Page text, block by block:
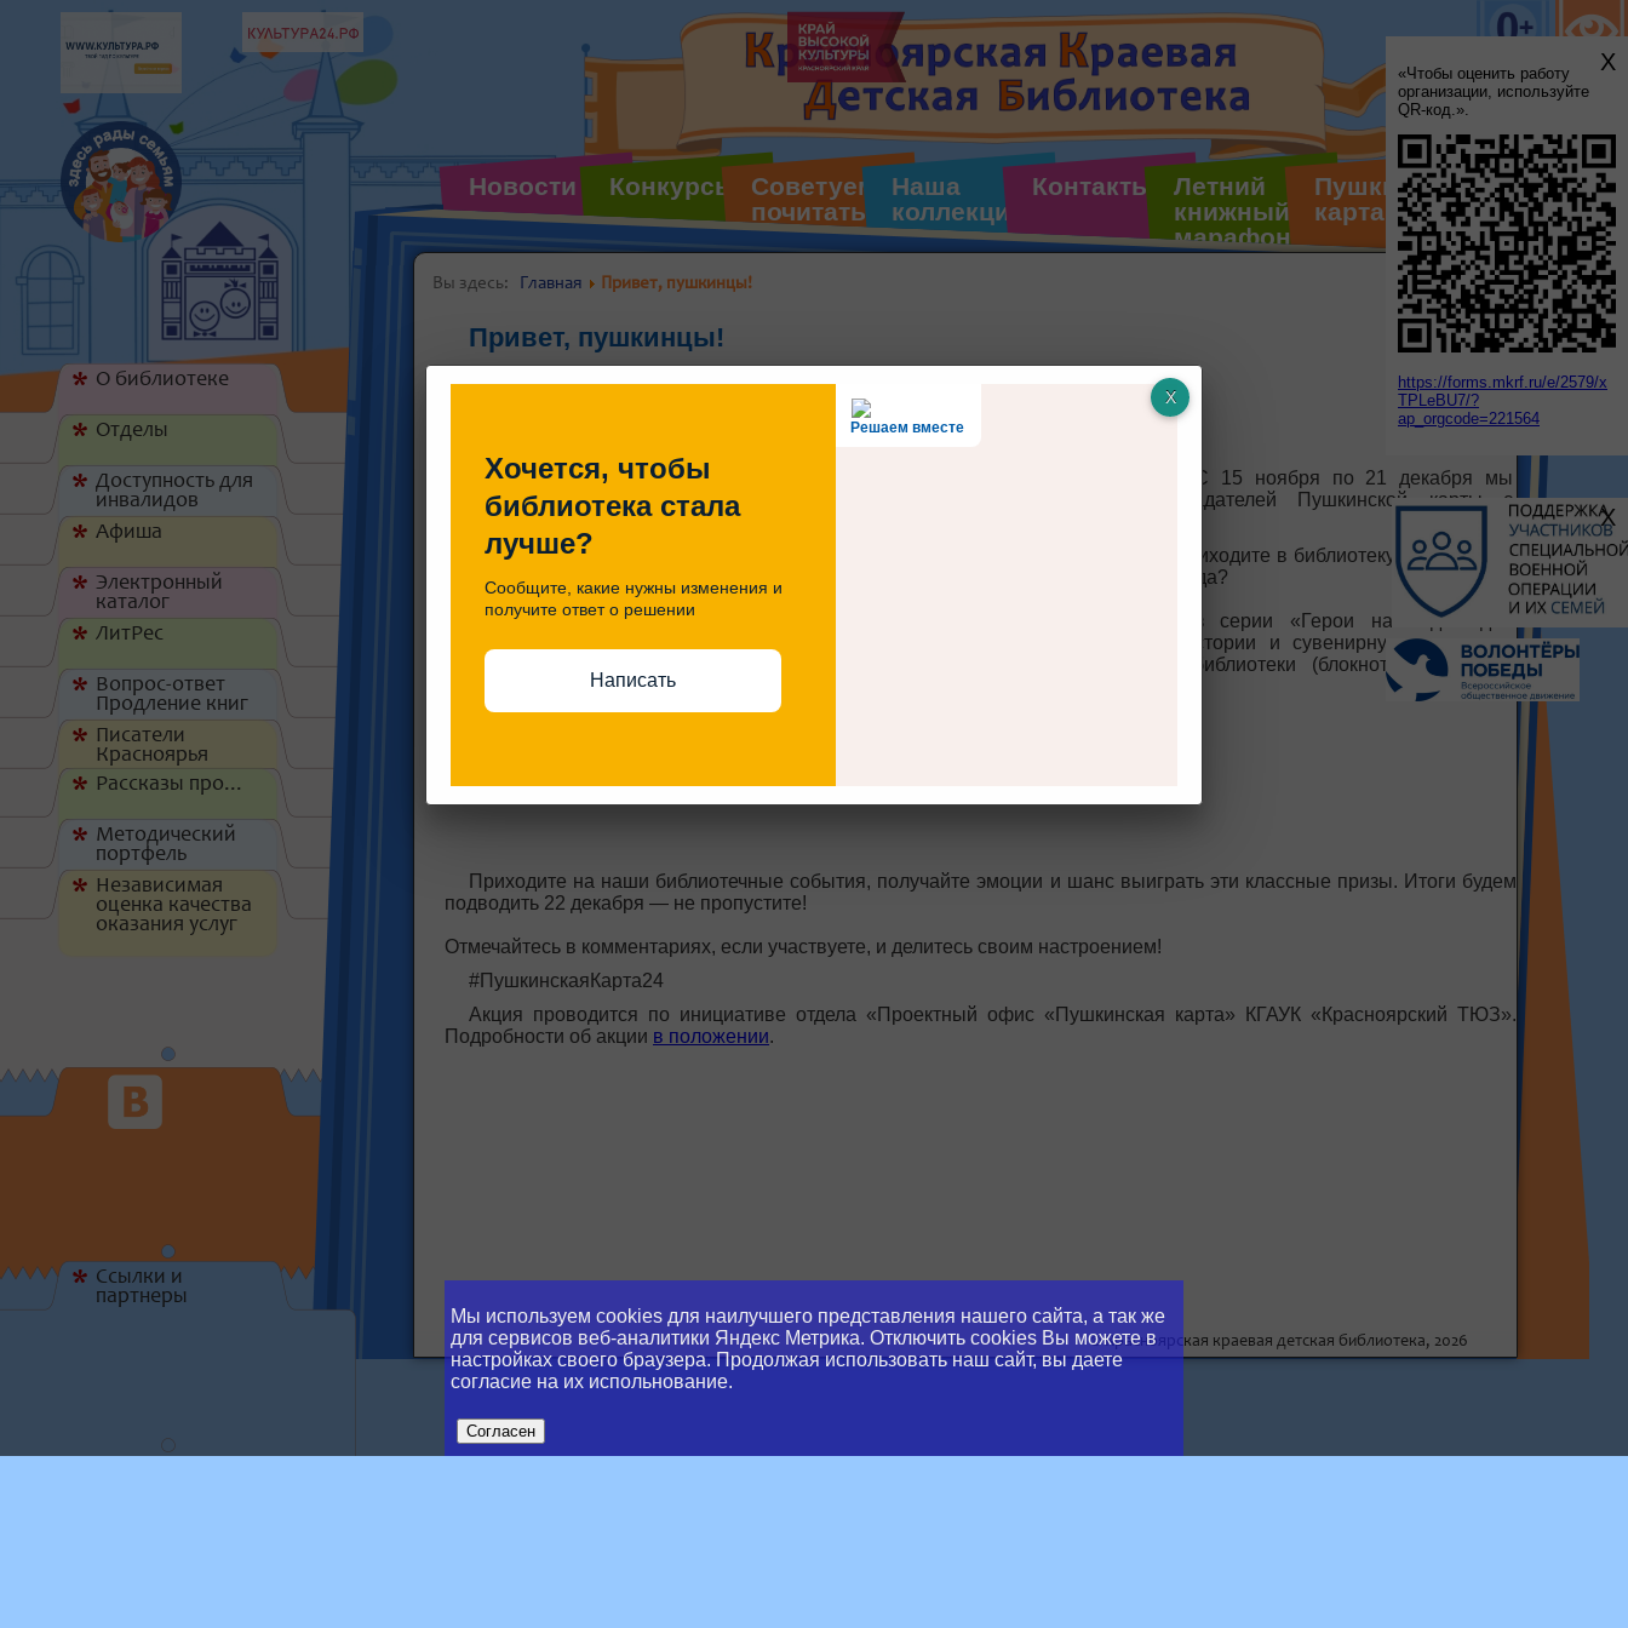
Решаем вместе
Хочется, чтобы
библиотека стала
лучше?
Сообщите, какие нужны изменения и
получите ответ о решении
Написать
«Чтобы оценить работу
организации, используйте
QR-код.».
X
https://forms.mkrf.ru/e/2579/x
TPLeBU7/?
ap_orgcode=221564
X
Мы используем cookies для наилучшего представления нашего сайта, а так же
для сервисов веб-аналитики Яндекс Метрика. Отключить cookies Вы можете в
настройках своего браузера. Продолжая использовать наш сайт, вы даете
согласие на их испольнование.
Согласен
* О библиотеке
* Отделы
* Доступность для
инвалидов
* Афиша
* Электронный
каталог
* ЛитРес
* Вопрос-ответ
Продление книг
* Писатели
Красноярья
* Рассказы про...
* Методический
портфель
* Независимая
оценка качества
оказания услуг
* Ссылки и
партнеры
Новости Конкурсы
Советуем
почитать
Наша
коллекция
Контакты
Летний
книжный
марафон
Пушкинская
карта
Вы здесь: Главная Привет, пушкинцы!
Привет, пушкинцы!
У нас для вас крутая новость! С 15 ноября по 21 декабря мы
запускаем розыгрыш для обладателей Пушкинской карты с
Купите билет на наше событие, приходите в библиотеку и заполните
бланк участника акции. Легко, правда?
Что можно выиграть? Книги из серии «Герои навсегда» для
погружения в захватывающие истории и сувенирную продукцию
Красноярской краевой детской библиотеки (блокноты, браслеты,
Приходите на наши библиотечные события, получайте эмоции и шанс выиграть эти классные призы. Итоги будем
подводить 22 декабря — не пропустите!
Отмечайтесь в комментариях, если участвуете, и делитесь своим настроением!
#ПушкинскаяКарта24
Акция проводится по инициативе отдела «Проектный офис «Пушкинская карта» КГАУК «Красноярский ТЮЗ».
Подробности об акции в положении.
© Красноярская краевая детская библиотека, 2026